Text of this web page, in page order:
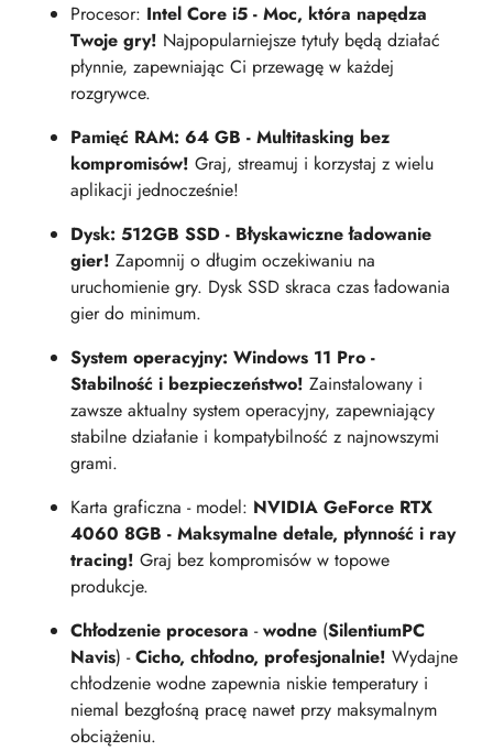
Procesor: Intel Core i5 - Moc, która napędza
Twoje gry! Najpopularniejsze tytuły będą działać
płynnie, zapewniając Ci przewagę w każdej
rozgrywce.
Pamięć RAM: 64 GB - Multitasking bez
kompromisów! Graj, streamuj i korzystaj z wielu
aplikacji jednocześnie!
Dysk: 512GB SSD - Błyskawiczne ładowanie
gier! Zapomnij o długim oczekiwaniu na
uruchomienie gry. Dysk SSD skraca czas ładowania
gier do minimum.
System operacyjny: Windows 11 Pro -
Stabilność i bezpieczeństwo! Zainstalowany i
zawsze aktualny system operacyjny, zapewniający
stabilne działanie i kompatybilność z najnowszymi
grami.
Karta graficzna - model: NVIDIA GeForce RTX
4060 8GB - Maksymalne detale, płynność i ray
tracing! Graj bez kompromisów w topowe
produkcje.
Chłodzenie procesora -wodne (SilentiumPC
Navis) -Cicho, chłodno, profesjonalnie! Wydajne
chłodzenie wodne zapewnia niskie temperatury i
niemal bezgłośną pracę nawet przy maksymalnym
obciążeniu.